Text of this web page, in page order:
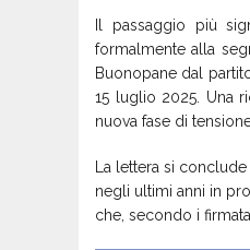
Il passaggio più
formalmente alla
Buonopane dal
15 luglio 2025. Una
nuova fase di
La lettera si
negli ultimi anni in
che, secondo i